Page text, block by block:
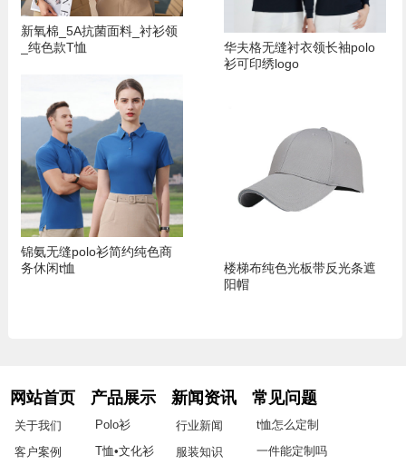
新氧棉_5A抗菌面料_衬衫领
_纯色款T恤
锦氨无缝polo衫简约纯色商
务休闲t恤
华夫格无缝衬衣领长袖polo
衫可印绣logo
楼梯布纯色光板带反光条遮
阳帽
网站首页
关于我们
客户案例
产品展示
Polo衫
T恤•文化衫
新闻资讯
行业新闻
服装知识
常见问题
t恤怎么定制
一件能定制吗